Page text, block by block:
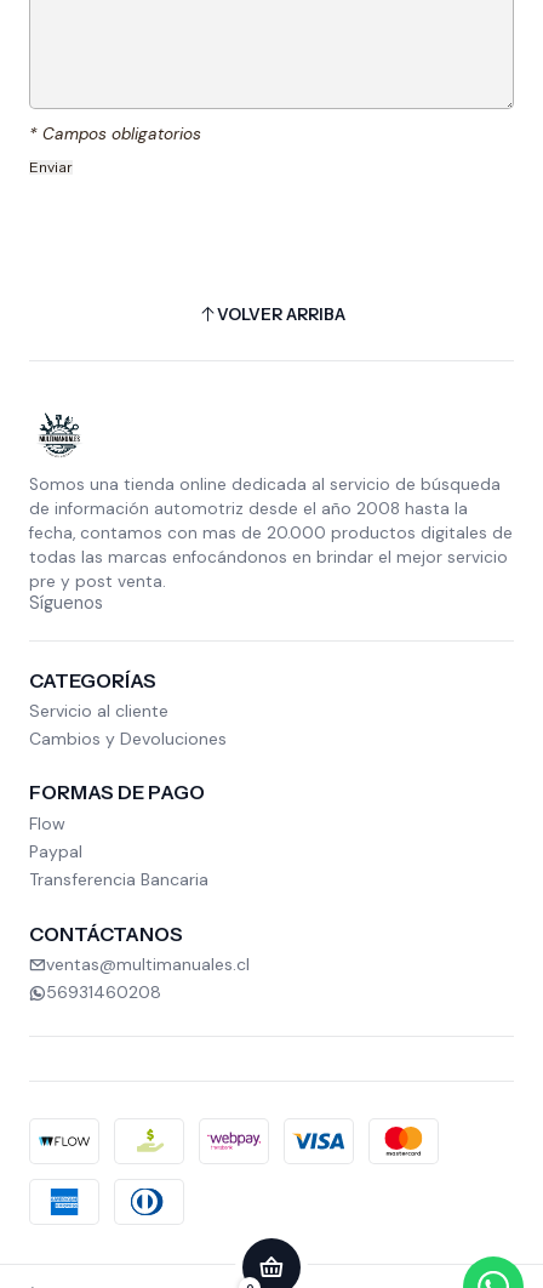
* Campos obligatorios
VOLVER ARRIBA
Somos una tienda online dedicada al servicio de búsqueda
de información automotriz desde el año 2008 hasta la
fecha, contamos con mas de 20.000 productos digitales de
todas las marcas enfocándonos en brindar el mejor servicio
pre y post venta.
Síguenos
CATEGORÍAS
Servicio al cliente
Cambios y Devoluciones
FORMAS DE PAGO
Flow
Paypal
Transferencia Bancaria
CONTÁCTANOS
ventas@multimanuales.cl
56931460208